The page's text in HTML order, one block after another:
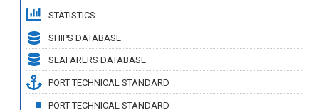
STATISTICS
SHIPS DATABASE
SEAFARERS DATABASE
PORT TECHNICAL STANDARD
PORT TECHNICAL STANDARD